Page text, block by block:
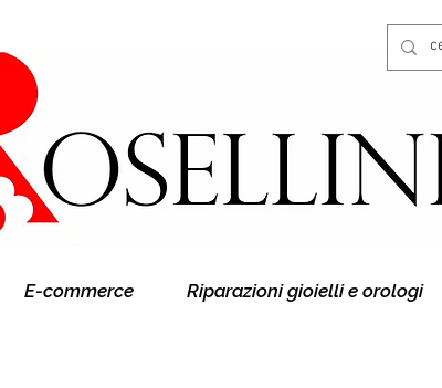
Gioielleria Rosellini
Rosellini online
E-commerce Riparazioni gioielli e orologi